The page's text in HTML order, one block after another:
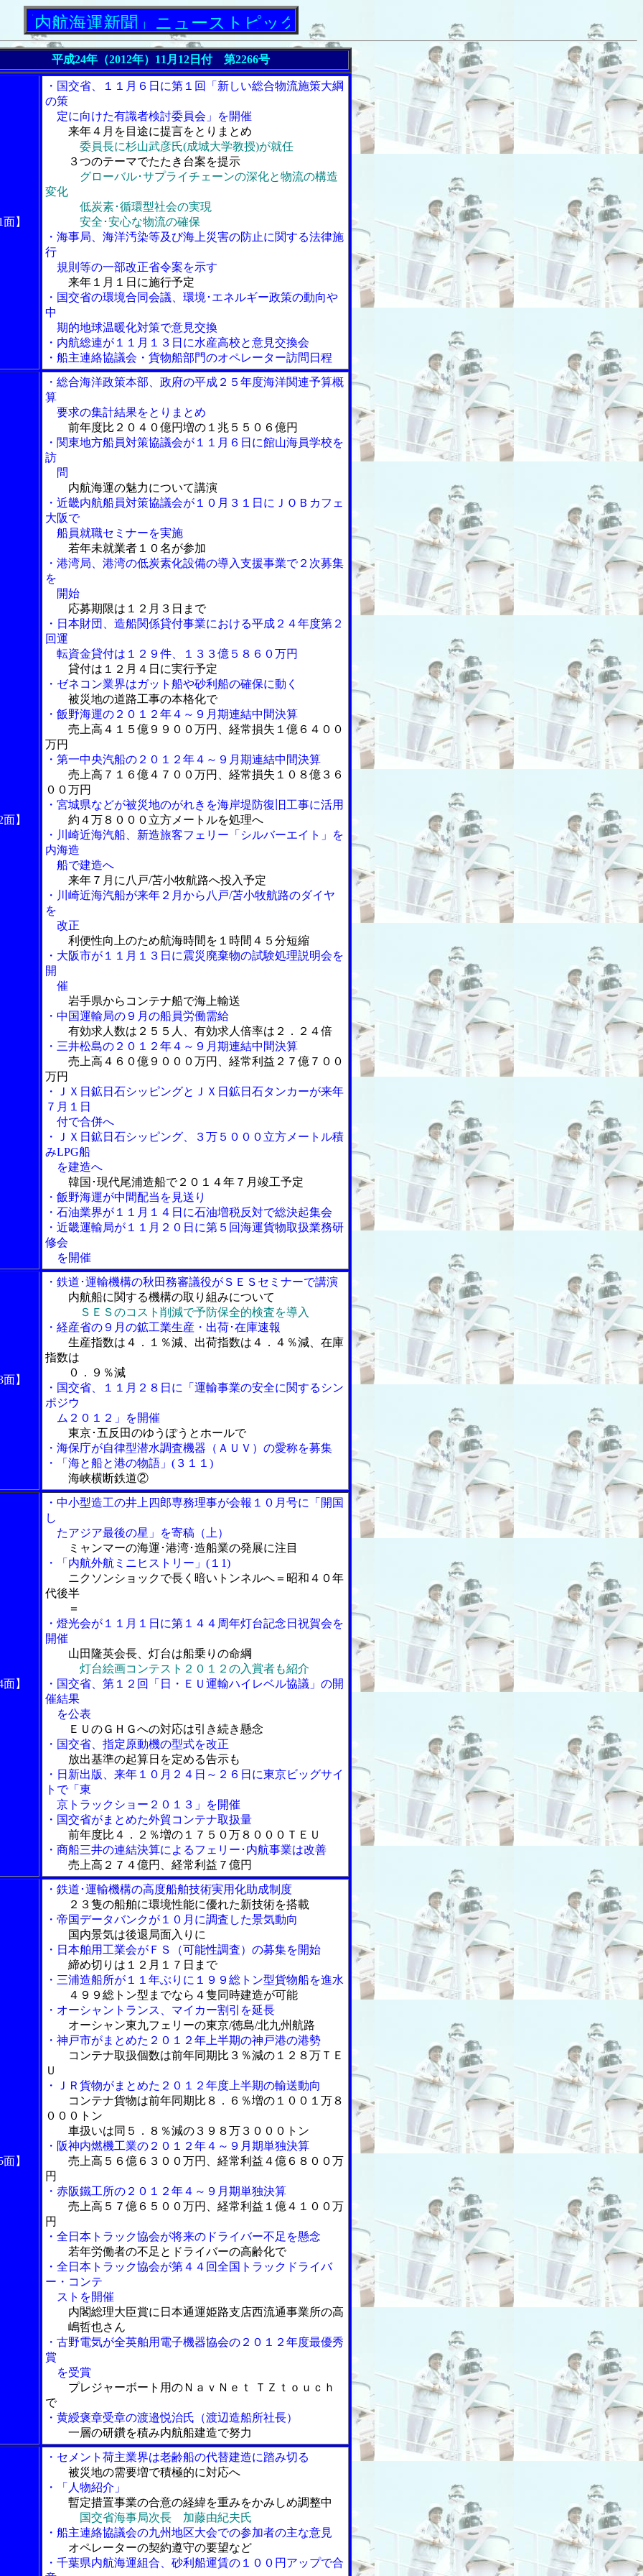
海運新聞」ニューストピックス
平成24年（2012年）11月12日付 第2266号
】
・国交省、１１月６日に第１回「新しい総合物流施策大綱
の策
定に向けた有識者検討委員会」を開催
来年４月を目途に提言をとりまとめ
委員長に杉山武彦氏(成城大学教授)が就任
３つのテーマでたたき台案を提示
グローバル･サプライチェーンの深化と物流の構造
変化
低炭素･循環型社会の実現
安全･安心な物流の確保
・海事局、海洋汚染等及び海上災害の防止に関する法律施
行
規則等の一部改正省令案を示す
来年１月１日に施行予定
・国交省の環境合同会議、環境･エネルギー政策の動向や
中
期的地球温暖化対策で意見交換
・内航総連が１１月１３日に水産高校と意見交換会
・船主連絡協議会・貨物船部門のオペレーター訪問日程
面】
・総合海洋政策本部、政府の平成２５年度海洋関連予算概
算
要求の集計結果をとりまとめ
前年度比２０４０億円増の１兆５５０６億円
・関東地方船員対策協議会が１１月６日に館山海員学校を
訪
問
内航海運の魅力について講演
・近畿内航船員対策協議会が１０月３１日にＪＯＢカフェ
大阪で
船員就職セミナーを実施
若年未就業者１０名が参加
・港湾局、港湾の低炭素化設備の導入支援事業で２次募集
を
開始
応募期限は１２月３日まで
・日本財団、造船関係貸付事業における平成２４年度第２
回運
転資金貸付は１２９件、１３３億５８６０万円
貸付は１２月４日に実行予定
・ゼネコン業界はガット船や砂利船の確保に動く
被災地の道路工事の本格化で
・飯野海運の２０１２年４～９月期連結中間決算
売上高４１５億９９００万円、経常損失１億６４００
万円
・第一中央汽船の２０１２年４～９月期連結中間決算
売上高７１６億４７００万円、経常損失１０８億３６
００万円
・宮城県などが被災地のがれきを海岸堤防復旧工事に活用
約４万８０００立方メートルを処理へ
・川崎近海汽船、新造旅客フェリー「シルバーエイト」を
内海造
船で建造へ
来年７月に八戸/苫小牧航路へ投入予定
・川崎近海汽船が来年２月から八戸/苫小牧航路のダイヤ
を
改正
利便性向上のため航海時間を１時間４５分短縮
・大阪市が１１月１３日に震災廃棄物の試験処理説明会を
開
催
岩手県からコンテナ船で海上輸送
・中国運輸局の９月の船員労働需給
有効求人数は２５５人、有効求人倍率は２．２４倍
・三井松島の２０１２年４～９月期連結中間決算
売上高４６０億９０００万円、経常利益２７億７００
万円
・ＪＸ日鉱日石シッピングとＪＸ日鉱日石タンカーが来年
７月１日
付で合併へ
・ＪＸ日鉱日石シッピング、３万５０００立方メートル積
みLPG船
を建造へ
韓国･現代尾浦造船で２０１４年７月竣工予定
・飯野海運が中間配当を見送り
・石油業界が１１月１４日に石油増税反対で総決起集会
・近畿運輸局が１１月２０日に第５回海運貨物取扱業務研
修会
を開催
】
・鉄道･運輸機構の秋田務審議役がＳＥＳセミナーで講演
内航船に関する機構の取り組みについて
ＳＥＳのコスト削減で予防保全的検査を導入
・経産省の９月の鉱工業生産・出荷･在庫速報
生産指数は４．１％減、出荷指数は４．４％減、在庫
指数は
０．９％減
・国交省、１１月２８日に「運輸事業の安全に関するシン
ポジウ
ム２０１２」を開催
東京･五反田のゆうぽうとホールで
・海保庁が自律型潜水調査機器（ＡＵＶ）の愛称を募集
・「海と船と港の物語」(３１１)
海峡横断鉄道②
】
・中小型造工の井上四郎専務理事が会報１０月号に「開国
し
たアジア最後の星」を寄稿（上）
ミャンマーの海運･港湾･造船業の発展に注目
・「内航外航ミニヒストリー」(１1)
ニクソンショックで長く暗いトンネルへ＝昭和４０年
代後半
＝
・燈光会が１１月１日に第１４４周年灯台記念日祝賀会を
開催
山田隆英会長、灯台は船乗りの命綱
灯台絵画コンテスト２０１２の入賞者も紹介
・国交省、第１２回「日・ＥＵ運輸ハイレベル協議」の開
催結果
を公表
ＥＵのＧＨＧへの対応は引き続き懸念
・国交省、指定原動機の型式を改正
放出基準の起算日を定める告示も
・日新出版、来年１０月２４日～２６日に東京ビッグサイ
トで「東
京トラックショー２０１３」を開催
・国交省がまとめた外貿コンテナ取扱量
前年度比４．２％増の１７５０万８０００ＴＥＵ
・商船三井の連結決算によるフェリー･内航事業は改善
売上高２７４億円、経常利益７億円
】
・鉄道･運輸機構の高度船舶技術実用化助成制度
２３隻の船舶に環境性能に優れた新技術を搭載
・帝国データバンクが１０月に調査した景気動向
国内景気は後退局面入りに
・日本舶用工業会がＦＳ（可能性調査）の募集を開始
締め切りは１２月１７日まで
・三浦造船所が１１年ぶりに１９９総トン型貨物船を進水
４９９総トン型までなら４隻同時建造が可能
・オーシャントランス、マイカー割引を延長
オーシャン東九フェリーの東京/徳島/北九州航路
・神戸市がまとめた２０１２年上半期の神戸港の港勢
コンテナ取扱個数は前年同期比３％減の１２８万ＴＥ
Ｕ
・ＪＲ貨物がまとめた２０１２年度上半期の輸送動向
コンテナ貨物は前年同期比８．６％増の１００１万８
０００トン
車扱いは同５．８％減の３９８万３０００トン
・阪神内燃機工業の２０１２年４～９月期単独決算
売上高５６億６３００万円、経常利益４億６８００万
円
・赤阪鐵工所の２０１２年４～９月期単独決算
売上高５７億６５００万円、経常利益１億４１００万
円
・全日本トラック協会が将来のドライバー不足を懸念
若年労働者の不足とドライバーの高齢化で
・全日本トラック協会が第４４回全国トラックドライバ
ー・コンテ
ストを開催
内閣総理大臣賞に日本通運姫路支店西流通事業所の高
嶋哲也さん
・古野電気が全英舶用電子機器協会の２０１２年度最優秀
賞
を受賞
プレジャーボート用のＮａｖＮｅｔ ＴＺｔｏｕｃｈ
で
・黄綬褒章受章の渡邉悦治氏（渡辺造船所社長）
一層の研鑽を積み内航船建造で努力
・セメント荷主業界は老齢船の代替建造に踏み切る
被災地の需要増で積極的に対応へ
・「人物紹介」
暫定措置事業の合意の経緯を重みをかみしめ調整中
国交省海事局次長 加藤由紀夫氏
・船主連絡協議会の九州地区大会での参加者の主な意見
オペレーターの契約遵守の要望など
・千葉県内航海運組合、砂利船運賃の１００円アップで合